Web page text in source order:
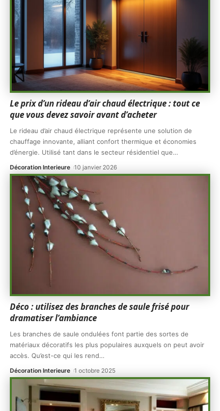
Le prix d’un rideau d’air chaud électrique : tout ce
que vous devez savoir avant d’acheter
Le rideau d’air chaud électrique représente une solution de
chauffage innovante, alliant confort thermique et économies
d’énergie. Utilisé tant dans le secteur résidentiel que…
Décoration Interieure 10 janvier 2026
Déco : utilisez des branches de saule frisé pour
dramatiser l’ambiance
Les branches de saule ondulées font partie des sortes de
matériaux décoratifs les plus populaires auxquels on peut avoir
accès. Qu’est-ce qui les rend…
Décoration Interieure 1 octobre 2025